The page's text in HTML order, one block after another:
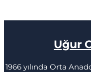
Uğur
1966 yılında Orta